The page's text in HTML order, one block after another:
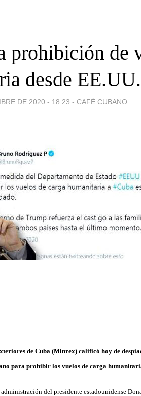
prohibición de
desde
DE 2020 - 18:23 - CAFÉ CUBANO
de Cuba (Minrex) calificó hoy de
para prohibir los vuelos de carga
del presidente estadounidense